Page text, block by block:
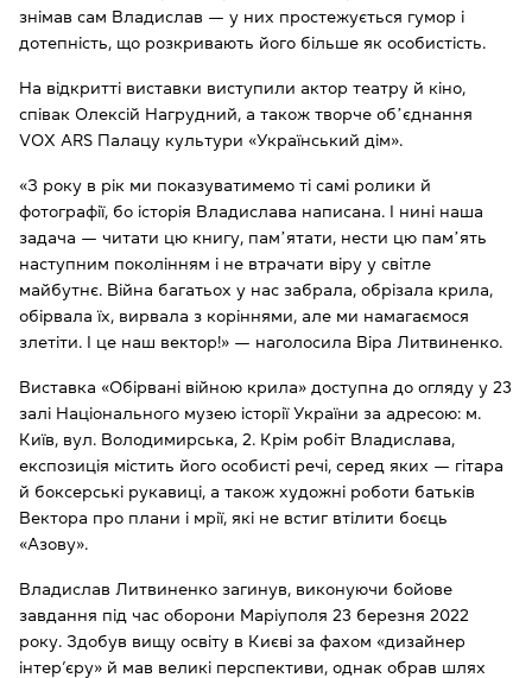
знімав сам Владислав — у них простежується гумор і
дотепність, що розкривають його більше як особистість.
На відкритті виставки виступили актор театру й кіно,
співак Олексій Нагрудний, а також творче обʼєднання
VOX ARS Палацу культури «Український дім».
«З року в рік ми показуватимемо ті самі ролики й
фотографії, бо історія Владислава написана. І нині наша
задача — читати цю книгу, памʼятати, нести цю памʼять
наступним поколінням і не втрачати віру у світле
майбутнє. Війна багатьох у нас забрала, обрізала крила,
обірвала їх, вирвала з коріннями, але ми намагаємося
злетіти. І це наш вектор!» — наголосила Віра Литвиненко.
Виставка «Обірвані війною крила» доступна до огляду у 23
залі Національного музею історії України за адресою: м.
Київ, вул. Володимирська, 2. Крім робіт Владислава,
експозиція містить його особисті речі, серед яких — гітара
й боксерські рукавиці, а також художні роботи батьків
Вектора про плани і мрії, які не встиг втілити боєць
«Азову».
Владислав Литвиненко загинув, виконуючи бойове
завдання під час оборони Маріуполя 23 березня 2022
року. Здобув вищу освіту в Києві за фахом «дизайнер
інтер’єру» й мав великі перспективи, однак обрав шлях